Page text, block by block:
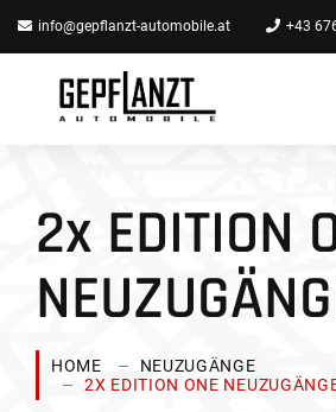
info@gepflanzt-automobile.at +43
2x EDITION
HOME
NEUZUGÄNGE
2X EDITION ONE